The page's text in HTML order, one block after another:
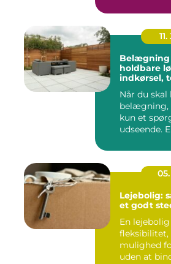
holdbare
indkørsel,
Når du
belægning,
kun et
udseende.
Lejebolig:
et godt
En
mulighed
uden at